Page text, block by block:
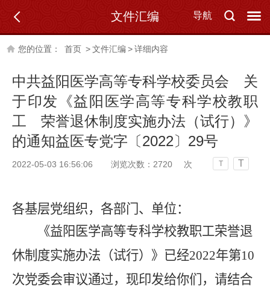
导航
文件汇编
您的位置： 首页 >文件汇编 >详细内容
中共益阳医学高等专科学校委员会 关
于印发《益阳医学高等专科学校教职
工 荣誉退休制度实施办法（试行）》
的通知益医专党字〔2022〕29号
2022-05-03 16:56:06 浏览次数： 2720 次 T T
各基层党组织， 各部门 、单位：
《益阳医学高等专科学校教职工荣誉退
休制度实施办法（试行）》已经2022年第10
次党委会审议通过，现印发给你们，请结合